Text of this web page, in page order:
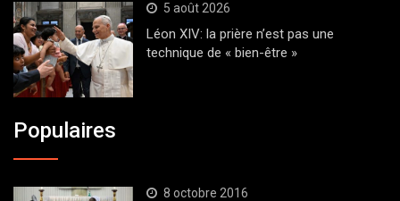
5 août 2026
Léon XIV: la prière n’est pas une
technique de « bien-être »
Populaires
8 octobre 2016